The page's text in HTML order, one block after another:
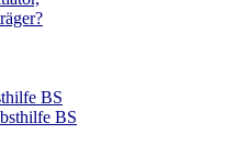
BS
BS